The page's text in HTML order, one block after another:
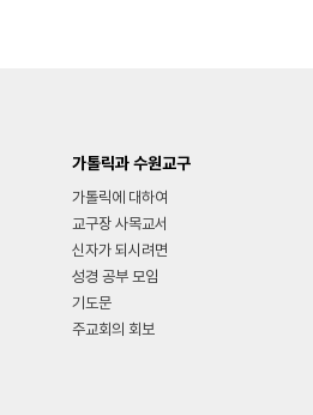
가톨릭과 수원교구
가톨릭에 대하여
교구장 사목교서
신자가 되시려면
성경 공부 모임
기도문
주교회의 회보